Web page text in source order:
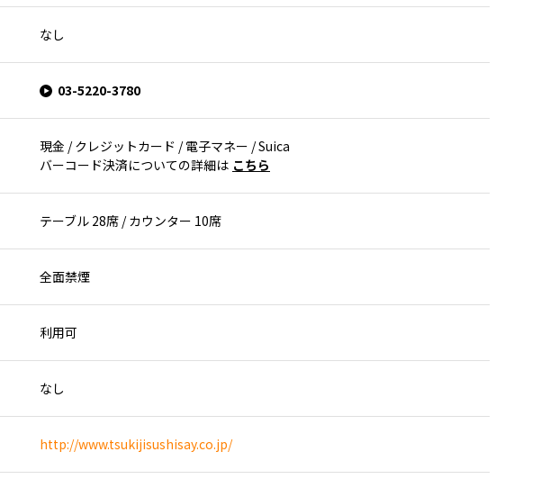
なし
03-5220-3780
現金 / クレジットカード / 電子マネー / Suica
バーコード決済についての詳細は こちら
テーブル 28席 / カウンター 10席
全面禁煙
利用可
なし
http://www.tsukijisushisay.co.jp/